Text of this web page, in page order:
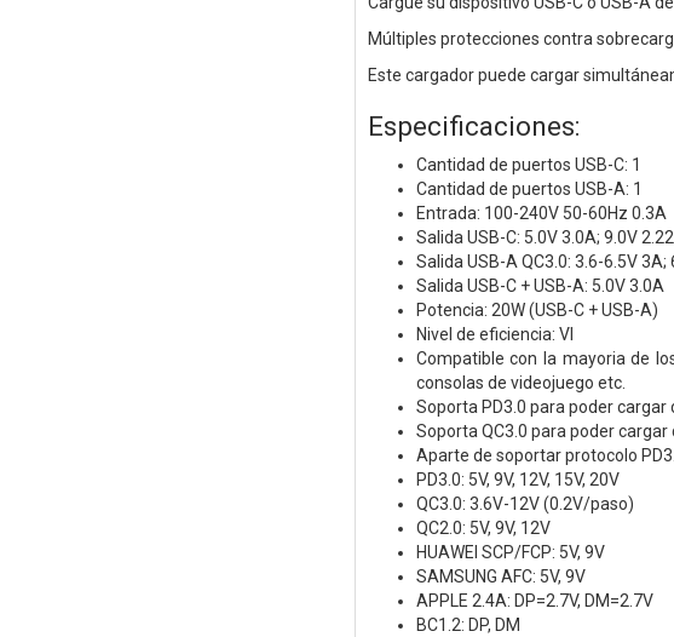
Múltiples protecciones contra
Este cargador puede cargar
Especificaciones:
Cantidad de puertos USB-C: 1
Cantidad de puertos USB-A: 1
Entrada: 100-240V 50-60Hz 0.3A
Salida USB-C: 5.0V 3.0A; 9.0V
Salida USB-A QC3.0: 3.6-6.5V
Salida USB-C + USB-A: 5.0V 3.0A
Potencia: 20W (USB-C + USB-A)
Nivel de eficiencia: VI
Compatible con la mayoria de
consolas de videojuego etc.
Soporta PD3.0 para poder
Soporta QC3.0 para poder
Aparte de soportar protocolo
PD3.0: 5V, 9V, 12V, 15V, 20V
QC3.0: 3.6V-12V (0.2V/paso)
QC2.0: 5V, 9V, 12V
HUAWEI SCP/FCP: 5V, 9V
SAMSUNG AFC: 5V, 9V
APPLE 2.4A: DP=2.7V, DM=2.7V
BC1.2: DP, DM